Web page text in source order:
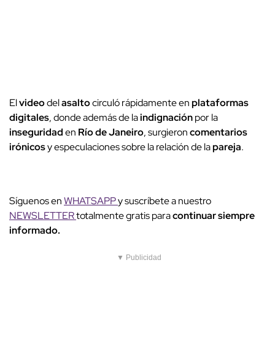
Elvideodelasaltocirculó rápidamente enplataformas
digitales, donde además de laindignaciónpor la
inseguridaden Río de Janeiro, surgieroncomentarios
irónicosy especulaciones sobre la relación de lapareja.
Síguenos enWHATSAPPy suscríbete a nuestro
NEWSLETTERtotalmente gratis paracontinuar siempre
informado.
▼ Publicidad